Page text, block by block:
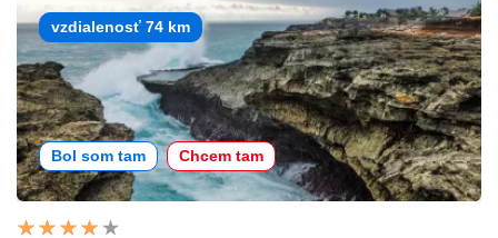
vzdialenosť 74 km
Bol som tam Chcem tam